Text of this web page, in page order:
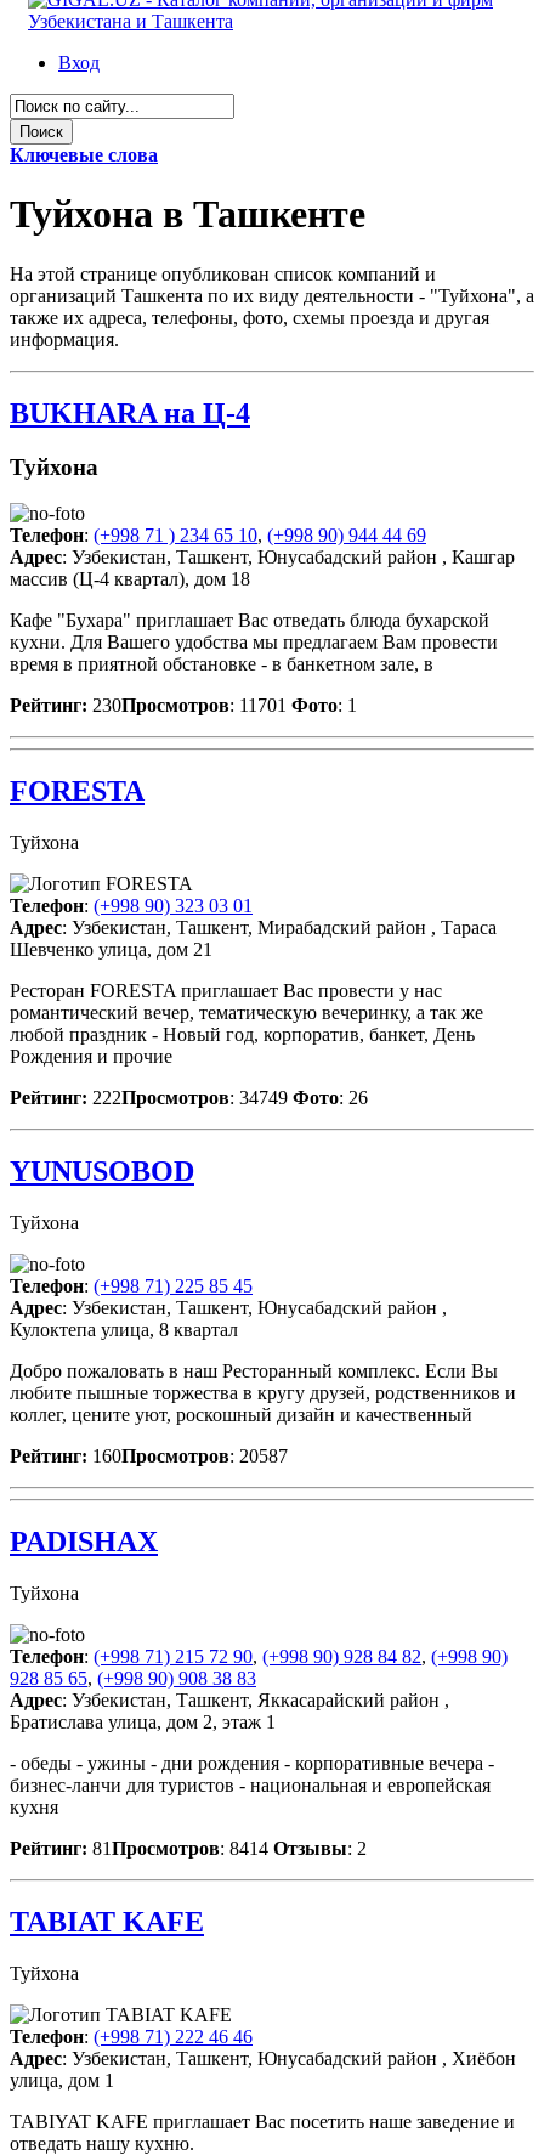
Вход
Ключевые слова
Туйхона в Ташкенте
На этой странице опубликован список компаний и
организаций Ташкента по их виду деятельности - "Туйхона", а
также их адреса, телефоны, фото, схемы проезда и другая
информация.
BUKHARA на Ц-4
Туйхона
Телефон: (+998 71 ) 234 65 10, (+998 90) 944 44 69
Адрес: Узбекистан, Ташкент, Юнусабадский район , Кашгар
массив (Ц-4 квартал), дом 18
Кафе "Бухара" приглашает Вас отведать блюда бухарской
кухни. Для Вашего удобства мы предлагаем Вам провести
время в приятной обстановке - в банкетном зале, в
Рейтинг: 230Просмотров: 11701 Фото: 1
FORESTA
Туйхона
Телефон: (+998 90) 323 03 01
Адрес: Узбекистан, Ташкент, Мирабадский район , Тараса
Шевченко улица, дом 21
Ресторан FORESTA приглашает Вас провести у нас
романтический вечер, тематическую вечеринку, а так же
любой праздник - Новый год, корпоратив, банкет, День
Рождения и прочие
Рейтинг: 222Просмотров: 34749 Фото: 26
YUNUSOBOD
Туйхона
Телефон: (+998 71) 225 85 45
Адрес: Узбекистан, Ташкент, Юнусабадский район ,
Кулоктепа улица, 8 квартал
Добро пожаловать в наш Ресторанный комплекс. Если Вы
любите пышные торжества в кругу друзей, родственников и
коллег, цените уют, роскошный дизайн и качественный
Рейтинг: 160Просмотров: 20587
PADISHAX
Туйхона
Телефон: (+998 71) 215 72 90, (+998 90) 928 84 82, (+998 90)
928 85 65, (+998 90) 908 38 83
Адрес: Узбекистан, Ташкент, Яккасарайский район ,
Братислава улица, дом 2, этаж 1
- обеды - ужины - дни рождения - корпоративные вечера -
бизнес-ланчи для туристов - национальная и европейская
кухня
Рейтинг: 81Просмотров: 8414 Отзывы: 2
TABIAT KAFE
Туйхона
Телефон: (+998 71) 222 46 46
Адрес: Узбекистан, Ташкент, Юнусабадский район , Хиёбон
улица, дом 1
TABIYAT KAFE приглашает Вас посетить наше заведение и
отведать нашу кухню.